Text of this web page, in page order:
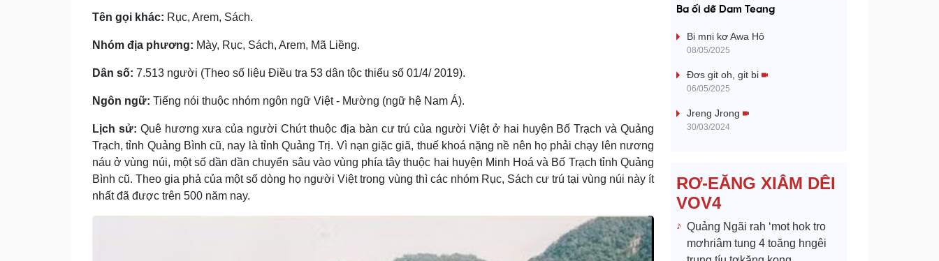
Tên gọi khác: Rục, Arem, Sách.
Nhóm địa phương: Mày, Rục, Sách, Arem, Mã Liềng.
Dân số: 7.513 người (Theo số liệu Điều tra 53 dân tộc thiểu số 01/4/ 2019).
Ngôn ngữ: Tiếng nói thuộc nhóm ngôn ngữ Việt - Mường (ngữ hệ Nam Á).
Lịch sử: Quê hương xưa của người Chứt thuộc địa bàn cư trú của người Việt ở hai huyện Bố Trạch và Quảng
Trạch, tỉnh Quảng Bình cũ, nay là tỉnh Quảng Trị. Vì nạn giặc giã, thuế khoá nặng nề nên họ phải chạy lên nương
náu ở vùng núi, một số dần dần chuyển sâu vào vùng phía tây thuộc hai huyện Minh Hoá và Bố Trạch tỉnh Quảng
Bình cũ. Theo gia phả của một số dòng họ người Việt trong vùng thì các nhóm Rục, Sách cư trú tại vùng núi này ít
nhất đã được trên 500 năm nay.
a
y
V
o
Ba ối dê̆ Dam Teang
Bi mni kơ Awa Hô
08/05/2025
Đơs git oh, git bi
06/05/2025
Jreng Jrong
30/03/2024
RƠ-EĂNG XIÂM DÊI
VOV4
Quảng Ngãi rah ‘mot hok tro
mơhriâm tung 4 toăng hngêi